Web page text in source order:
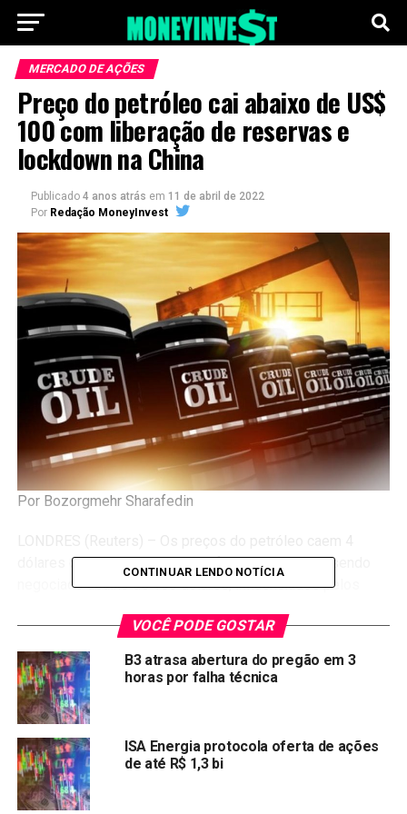
MERCADO DE AÇÕES
Preço do petróleo cai abaixo de US$
100 com liberação de reservas e
lockdown na China
Publicado 4 anos atrás em 11 de abril de 2022
Por Redação MoneyInvest
Por Bozorgmehr Sharafedin
dólares o barril nesta segunda-feira, com o Brent sendo
negociado abaixo de 100 dólares, influenciados pelos
derivados de estoques estratégicos e pelos contínuos
lockdowns na China para contenção do coronavírus.
O petróleo Brent para entrega em junho caía 4,26 dólares,
ou 4,14%, a 98,52 dólares por barril às 11h10 (horário de
Brasília). O petróleo bruto dos Estados Unidos (WTI)
perdia 4,15 dólares, ou 4,23%, para 94,11 dólares.
O Bank of Americamanteve sua previsão para o petróleo
CONTINUAR LENDO NOTÍCIA
VOCÊ PODE GOSTAR
B3 atrasa abertura do pregão em 3
horas por falha técnica
ISA Energia protocola oferta de ações
de até R$ 1,3 bi